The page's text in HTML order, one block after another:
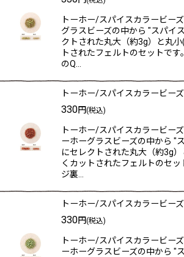
トーホー/スパイスカラービー
グラスビーズの中から "スパイ
クトされた丸大（約3g）と丸
トされたフェルトのセットで
のQ…
トーホー/スパイスカラービー
330円(税込)
トーホー/スパイスカラービー
ーホーグラスビーズの中から "
にセレクトされた丸大（約3g
くカットされたフェルトのセッ
ジ裏…
トーホー/スパイスカラービー
330円(税込)
トーホー/スパイスカラービー
ーホーグラスビーズの中から "